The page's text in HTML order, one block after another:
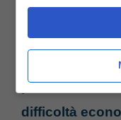
Di contro,
ragionamenti
ad
persone che
difficoltà